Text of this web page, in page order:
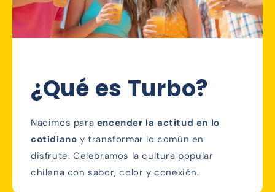
¿Qué es Turbo?
Nacimos para encender la actitud en lo
cotidiano y transformar lo común en
disfrute. Celebramos la cultura popular
chilena con sabor, color y conexión.